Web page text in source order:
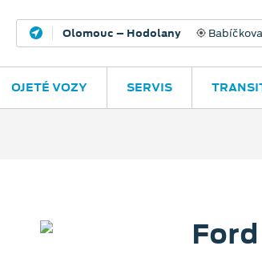
Olomouc – Hodolany
OJETÉ VOZY SERVIS